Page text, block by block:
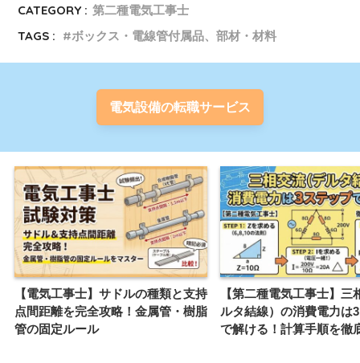
CATEGORY : 第二種電気工事士
TAGS :
ボックス・電線管付属品、部材・材料
電気設備の転職サービス
【電気工事士】サドルの種類と支持
点間距離を完全攻略！金属管・樹脂
管の固定ルール
【第二種電気工事士】三
ルタ結線）の消費電力は
で解ける！計算手順を徹